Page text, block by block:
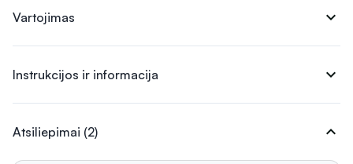
Vartojimas expand_more
Instrukcijos ir informacija expand_more
Atsiliepimai (2) expand_more